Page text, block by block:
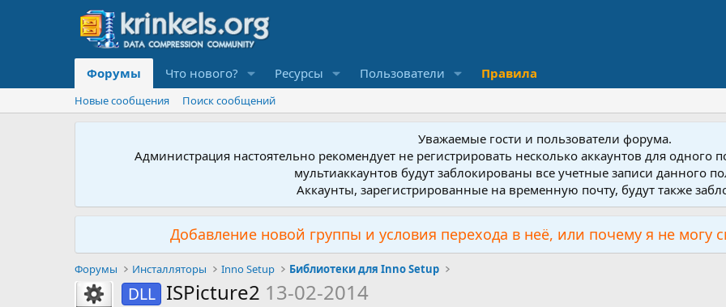
Форумы Что нового? Ресурсы Пользователи Правила
Новые сообщения Поиск сообщений
Уважаемые гости и пользователи форума.
Администрация настоятельно рекомендует не регистрировать несколько аккаунтов для
мультиаккаунтов будут заблокированы все учетные записи данного
Аккаунты, зарегистрированные на временную почту, будут также
Добавление новой группы и условия перехода в неё, или почему я не могу
Форумы Инсталляторы Inno Setup Библиотеки для Inno Setup
DLL ISPicture2 13-02-2014